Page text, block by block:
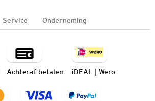
Service Onderneming
Achteraf betalen iDEAL | Wero